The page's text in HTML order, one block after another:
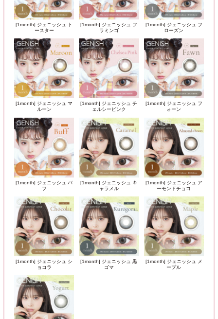
[1month] ジェニッシュ ト
ースター
[1month] ジェニッシュ フ
ラミンゴ
[1month] ジェニッシュ フ
ローズン
[1month] ジェニッシュ マ
ルーン
[1month] ジェニッシュ チ
ェルシーピンク
[1month] ジェニッシュ フ
ォーン
[1month] ジェニッシュ バ
フ
[1month] ジェニッシュ キ
ャラメル
[1month] ジェニッシュ ア
ーモンドチョコ
[1month] ジェニッシュ シ
ョコラ
[1month] ジェニッシュ 黒
ゴマ
[1month] ジェニッシュ メ
ープル